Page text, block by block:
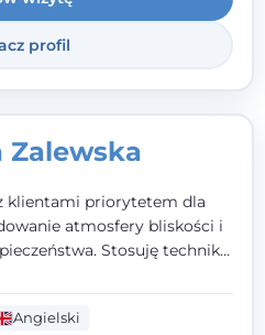
Istotna dla nie jest
na dostępnych
profil
Zalewska
klientami priorytetem dla
atmosfery bliskości i
Stosuję techniki
oraz metody,
się na rozwiązaniach
na osiąganiu
Angielski